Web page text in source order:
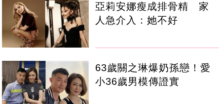
亞莉安娜瘦成排骨精 家
人急介入：她不好
63歲關之琳爆奶孫戀！愛
小36歲男模傳證實